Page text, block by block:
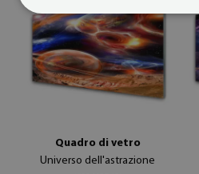
Quadro di vetro
Universo dell'astrazione